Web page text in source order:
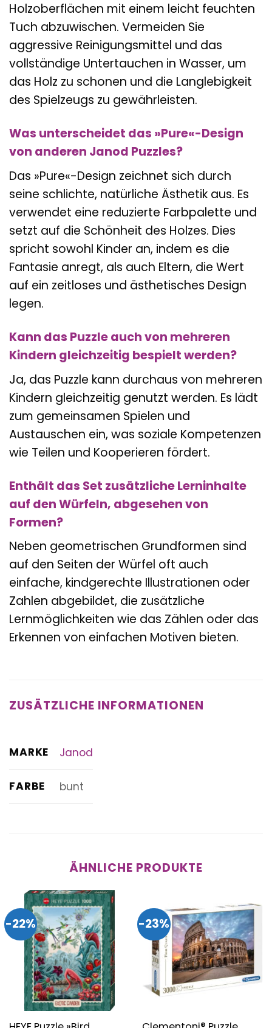
Holzoberflächen mit einem leicht feuchten
Tuch abzuwischen. Vermeiden Sie
aggressive Reinigungsmittel und das
vollständige Untertauchen in Wasser, um
das Holz zu schonen und die Langlebigkeit
des Spielzeugs zu gewährleisten.
Was unterscheidet das »Pure«-Design
von anderen Janod Puzzles?
Das »Pure«-Design zeichnet sich durch
seine schlichte, natürliche Ästhetik aus. Es
verwendet eine reduzierte Farbpalette und
setzt auf die Schönheit des Holzes. Dies
spricht sowohl Kinder an, indem es die
Fantasie anregt, als auch Eltern, die Wert
auf ein zeitloses und ästhetisches Design
legen.
Kann das Puzzle auch von mehreren
Kindern gleichzeitig bespielt werden?
Ja, das Puzzle kann durchaus von mehreren
Kindern gleichzeitig genutzt werden. Es lädt
zum gemeinsamen Spielen und
Austauschen ein, was soziale Kompetenzen
wie Teilen und Kooperieren fördert.
Enthält das Set zusätzliche Lerninhalte
auf den Würfeln, abgesehen von
Formen?
Neben geometrischen Grundformen sind
auf den Seiten der Würfel oft auch
einfache, kindgerechte Illustrationen oder
Zahlen abgebildet, die zusätzliche
Lernmöglichkeiten wie das Zählen oder das
Erkennen von einfachen Motiven bieten.
ZUSÄTZLICHE INFORMATIONEN
MARKE Janod
FARBE bunt
ÄHNLICHE PRODUKTE
-22% -23%